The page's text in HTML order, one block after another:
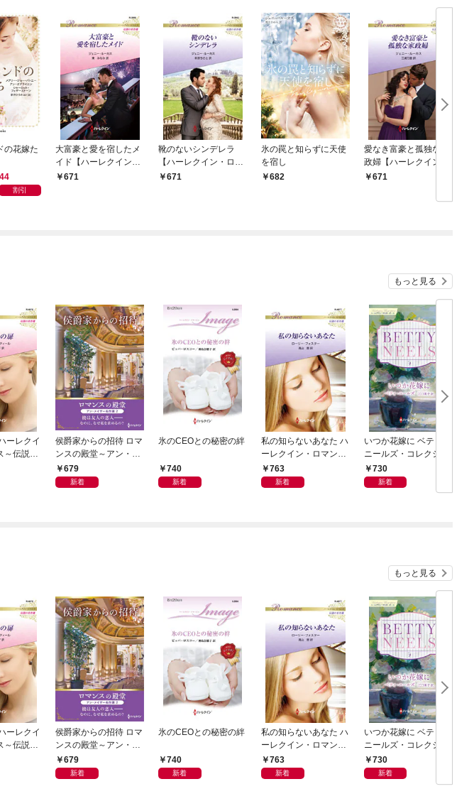
の花嫁た
割引
大富豪と愛を宿したメ
イド【ハーレクイン・
ロマンス版】
671
靴のないシンデレラ
【ハーレクイン・ロマ
ンス版】
671
氷の罠と知らずに天使
を宿し
682
愛なき富豪と孤独な家
政婦【ハーレクイン・
ロマンス版】
671
もっと見る
ーレクイ
伝説の
レクイ
】
侯爵家からの招待 ロマ
ンスの殿堂～アン・メ
イザー名作選 2～【ハ
ーレクインSP文庫版】
679
新着
氷のCEOとの秘密の絆
740
新着
私の知らないあなた ハ
ーレクイン・ロマンス
～伝説の名作選～【ハ
ーレクイン・ロマンス
763
新着
いつか花嫁に ベティ・
ニールズ・コレクショ
ン【ハーレクイン・マ
スターピース版】
730
新着
もっと見る
ーレクイ
～伝説の
レクイ
】
侯爵家からの招待 ロマ
ンスの殿堂～アン・メ
イザー名作選 2～【ハ
ーレクインSP文庫版】
679
新着
氷のCEOとの秘密の絆
740
新着
私の知らないあなた ハ
ーレクイン・ロマンス
～伝説の名作選～【ハ
ーレクイン・ロマンス
763
新着
いつか花嫁に ベティ・
ニールズ・コレクショ
ン【ハーレクイン・マ
スターピース版】
730
新着